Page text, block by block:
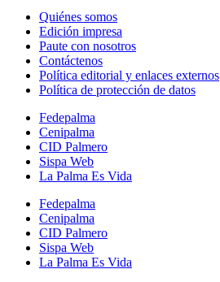
Quiénes somos
Edición impresa
Paute con nosotros
Contáctenos
Política editorial y enlaces externos
Política de protección de datos
Fedepalma
Cenipalma
CID Palmero
Sispa Web
La Palma Es Vida
Fedepalma
Cenipalma
CID Palmero
Sispa Web
La Palma Es Vida